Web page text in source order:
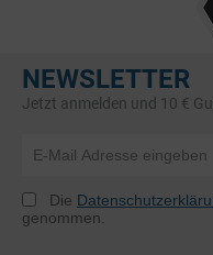
NEWSLETTER
Jetzt anmelden und 10 €
Die
genommen.